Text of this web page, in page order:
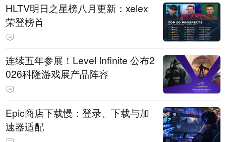
HLTV明日之星榜八月更新：xelex
荣登榜首
连续五年参展！Level Infinite 公布2
026科隆游戏展产品阵容
Epic商店下载慢：登录、下载与加
速器适配